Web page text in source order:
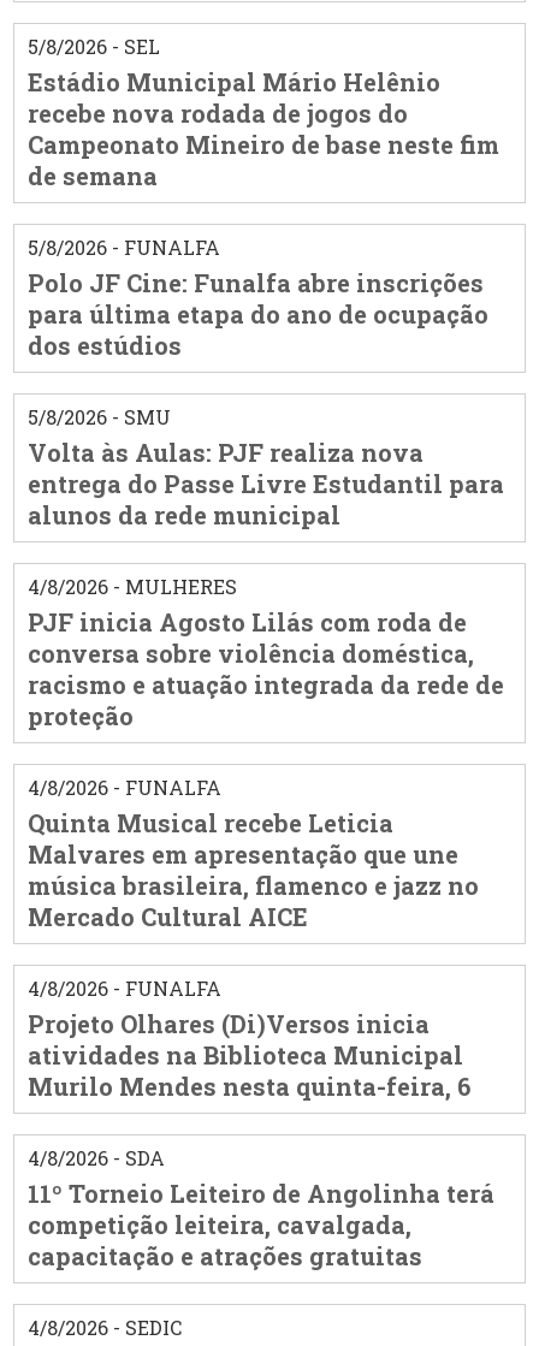
5/8/2026 - SEL
Estádio Municipal Mário Helênio
recebe nova rodada de jogos do
Campeonato Mineiro de base neste fim
de semana
5/8/2026 - FUNALFA
Polo JF Cine: Funalfa abre inscrições
para última etapa do ano de ocupação
dos estúdios
5/8/2026 - SMU
Volta às Aulas: PJF realiza nova
entrega do Passe Livre Estudantil para
alunos da rede municipal
4/8/2026 - MULHERES
PJF inicia Agosto Lilás com roda de
conversa sobre violência doméstica,
racismo e atuação integrada da rede de
proteção
4/8/2026 - FUNALFA
Quinta Musical recebe Leticia
Malvares em apresentação que une
música brasileira, flamenco e jazz no
Mercado Cultural AICE
4/8/2026 - FUNALFA
Projeto Olhares (Di)Versos inicia
atividades na Biblioteca Municipal
Murilo Mendes nesta quinta-feira, 6
4/8/2026 - SDA
11º Torneio Leiteiro de Angolinha terá
competição leiteira, cavalgada,
capacitação e atrações gratuitas
4/8/2026 - SEDIC